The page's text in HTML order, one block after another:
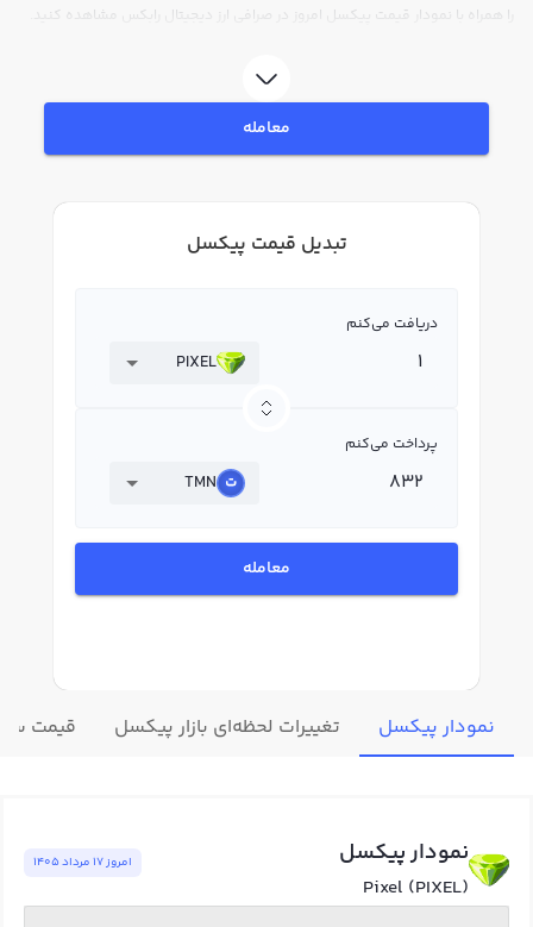
را همراه با نمودار قیمت پیکسل امروز در صرافی ارز دیجیتال رابکس مشاهده کنید.
معامله
تبدیل قیمت پیکسل
دریافت می‌کنم
PIXEL
پرداخت می‌کنم
TMN
معامله
نمودار پیکسل تغییرات لحظه‌ای بازار پیکسل قیمت
نمودار پیکسل
Pixel (PIXEL)
امروز ١٧ مرداد ١٤٠٥